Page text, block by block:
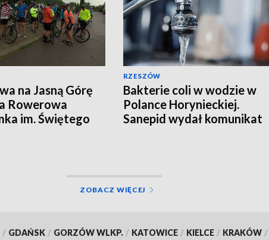
na Jasną Górę
Rowerowa
im. Świętego
RZESZÓW
Bakterie coli w wodzie w
Polance Horynieckiej.
Sanepid wydał komunikat
ZOBACZ WIĘCEJ
/ GDAŃSK / GORZÓW WLKP. / KATOWICE / KIELCE / KRAKÓW /